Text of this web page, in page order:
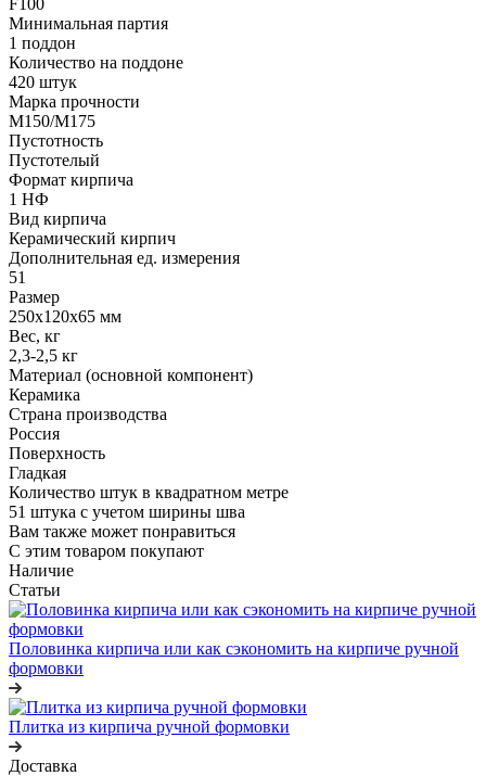
Минимальная партия
1 поддон
Количество на поддоне
420 штук
Марка прочности
М150/M175
Пустотность
Пустотелый
Формат кирпича
1 НФ
Вид кирпича
Керамический кирпич
Дополнительная ед. измерения
51
Размер
250x120x65 мм
Вес, кг
2,3-2,5 кг
Материал (основной компонент)
Керамика
Страна производства
Россия
Поверхность
Гладкая
Количество штук в квадратном метре
51 штука с учетом ширины шва
Вам также может понравиться
С этим товаром покупают
Наличие
Статьи
Половинка кирпича или как сэкономить на кирпиче ручной
формовки
Плитка из кирпича ручной формовки
Доставка